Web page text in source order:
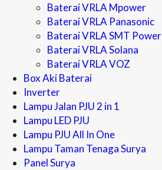
Baterai VRLA Mpower
Baterai VRLA Panasonic
Baterai VRLA SMT Power
Baterai VRLA Solana
Baterai VRLA VOZ
Box Aki Baterai
Inverter
Lampu Jalan PJU 2 in 1
Lampu LED PJU
Lampu PJU All In One
Lampu Taman Tenaga Surya
Panel Surya